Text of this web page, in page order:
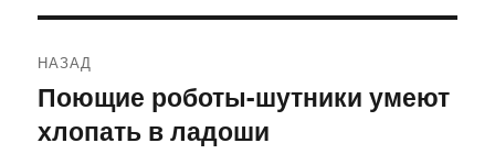
по
записям
НАЗАД
Предыдущая
запись:
Поющие роботы-шутники умеют
хлопать в ладоши